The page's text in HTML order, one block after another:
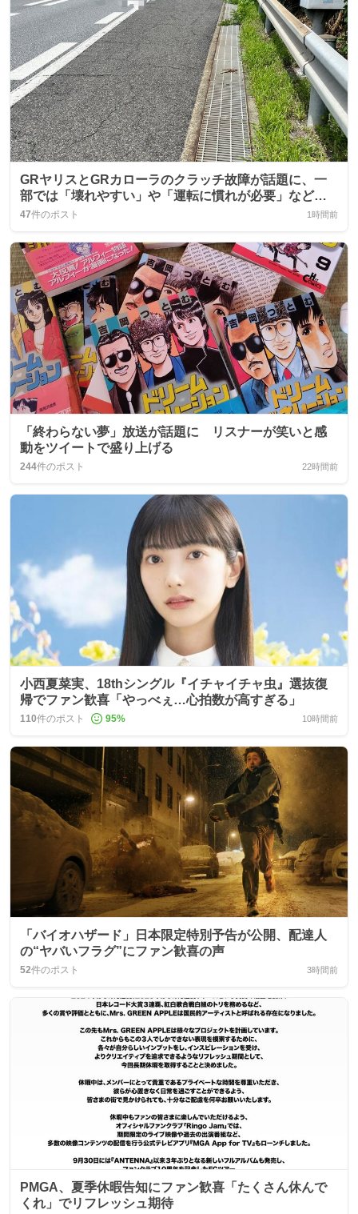
GRヤリスとGRカローラのクラッチ故障が話題に、一
部では「壊れやすい」や「運転に慣れが必要」などの
声が上がっている
47件のポスト 1時間前
「終わらない夢」放送が話題に リスナーが笑いと感
動をツイートで盛り上げる
244件のポスト 22時間前
小西夏菜実、18thシングル『イチャイチャ虫』選抜復
帰でファン歓喜「やっべぇ…心拍数が高すぎる」
110件のポスト 95% 10時間前
「バイオハザード」日本限定特別予告が公開、配達人
の“ヤバいフラグ”にファン歓喜の声
52件のポスト 3時間前
PMGA、夏季休暇告知にファン歓喜「たくさん休んで
くれ」でリフレッシュ期待